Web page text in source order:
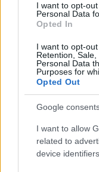
I want to opt-
Personal Data
Opted In
I want to opt-
Retention,
Personal Data
Purposes for
Opted Out
Google
I want to allow
related to
device
azt a házat is Farkasdy
évtized is. Ahogy a
megfogalmazott
ezt a házat úgy, hogy
igényeimnek is
csupán a vári
helyreállításaihoz is: a
Valamikor a ház aljában